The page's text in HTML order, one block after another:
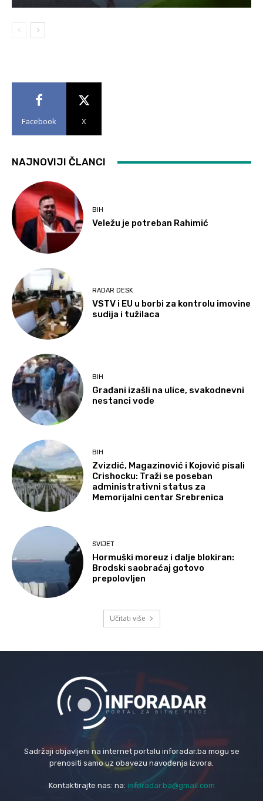
Facebook X
NAJNOVIJI ČLANCI
BIH
Veležu je potreban Rahimić
RADAR DESK
VSTV i EU u borbi za kontrolu imovine
sudija i tužilaca
BIH
Građani izašli na ulice, svakodnevni
nestanci vode
BIH
Zvizdić, Magazinović i Kojović pisali
Crishocku: Traži se poseban
administrativni status za
Memorijalni centar Srebrenica
SVIJET
Hormuški moreuz i dalje blokiran:
Brodski saobraćaj gotovo
prepolovljen
Učitati više
Sadržaji objavljeni na internet portalu inforadar.ba mogu se
prenositi samo uz obavezu navođenja izvora.
Kontaktirajte nas: na: inforadar.ba@gmail.com